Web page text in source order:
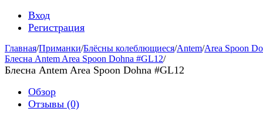
Вход
Регистрация
Главная/Приманки/Блёсны колеблющиеся/Antem/Area Spoon
Блесна Antem Area Spoon Dohna #GL12/
Блесна Antem Area Spoon Dohna #GL12
Обзор
Отзывы (0)